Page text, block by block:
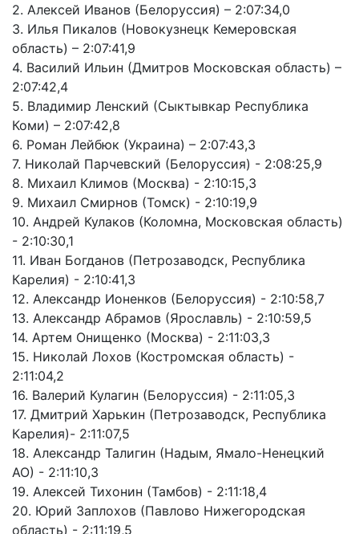
2. Алексей Иванов (Белоруссия) – 2:07:34,0
3. Илья Пикалов (Новокузнецк Кемеровская
область) – 2:07:41,9
4. Василий Ильин (Дмитров Московская область) –
2:07:42,4
5. Владимир Ленский (Сыктывкар Республика
Коми) – 2:07:42,8
6. Роман Лейбюк (Украина) – 2:07:43,3
7. Николай Парчевский (Белоруссия) - 2:08:25,9
8. Михаил Климов (Москва) - 2:10:15,3
9. Михаил Смирнов (Томск) - 2:10:19,9
10. Андрей Кулаков (Коломна, Московская область)
- 2:10:30,1
11. Иван Богданов (Петрозаводск, Республика
Карелия) - 2:10:41,3
12. Александр Ионенков (Белоруссия) - 2:10:58,7
13. Александр Абрамов (Ярославль) - 2:10:59,5
14. Артем Онищенко (Москва) - 2:11:03,3
15. Николай Лохов (Костромская область) -
2:11:04,2
16. Валерий Кулагин (Белоруссия) - 2:11:05,3
17. Дмитрий Харькин (Петрозаводск, Республика
Карелия)- 2:11:07,5
18. Александр Талигин (Надым, Ямало-Ненецкий
АО) - 2:11:10,3
19. Алексей Тихонин (Тамбов) - 2:11:18,4
20. Юрий Заплохов (Павлово Нижегородская
область) - 2:11:19,5